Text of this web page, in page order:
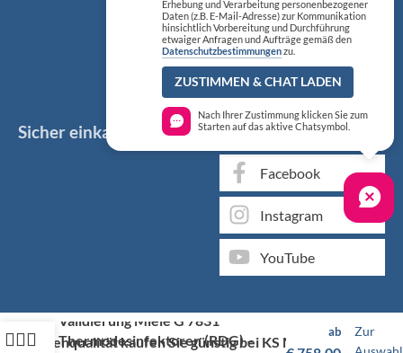
Sicher einkaufen Social Media
Facebook
Instagram
YouTube
Markenqualität kaufen Sie günstig bei KS Medizintechnik
Validierung Miele G 7831
Thermodesinfektoren (RDG) –
ab
Zur
Erhebung und Verarbeitung personenbezogener
Daten (z.B. E-Mail-Adresse) zur Kommunikation
hinsichtlich Vorbereitung und Durchführung
etwaiger Anfragen und Aufträge gemäß den
Datenschutzbestimmungenzu.
ZUSTIMMEN & CHAT LADEN
Nach Ihrer Zustimmung klicken Sie zum
Starten auf das aktive Chatsymbol.